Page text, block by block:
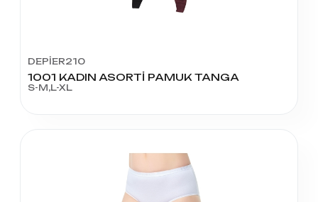
DEPİER210
1001 KADIN ASORTİ PAMUK TANGA
S-M,L-XL